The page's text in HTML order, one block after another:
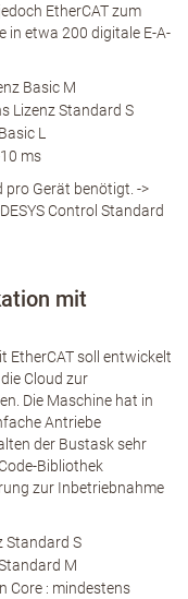
EtherCAT zum
in etwa 200 digitale E-A-
Basic M
Lizenz Standard S
L
ms
pro Gerät benötigt. ->
Control Standard
mit
EtherCAT soll entwickelt
Cloud zur
Die Maschine hat in
Antriebe
der Bustask sehr
Bibliothek
zur Inbetriebnahme
Standard S
M
Core : mindestens